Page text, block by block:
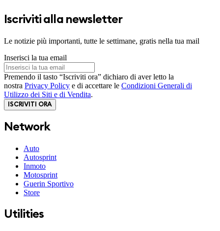
Iscriviti alla newsletter
Le notizie più importanti, tutte le settimane, gratis nella tua mail
Inserisci la tua email
Premendo il tasto “Iscriviti ora” dichiaro di aver letto la
nostra Privacy Policy e di accettare le Condizioni Generali di
Utilizzo dei Siti e di Vendita.
ISCRIVITI ORA
Network
Auto
Autosprint
Inmoto
Motosprint
Guerin Sportivo
Store
Utilities